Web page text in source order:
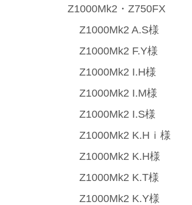
Z1000Mk2・Z750FX
Z1000Mk2 A.S様
Z1000Mk2 F.Y様
Z1000Mk2 I.H様
Z1000Mk2 I.M様
Z1000Mk2 I.S様
Z1000Mk2 K.Hｉ様
Z1000Mk2 K.H様
Z1000Mk2 K.T様
Z1000Mk2 K.Y様